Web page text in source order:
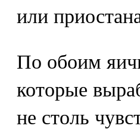
или
По обоим
которые
не столь